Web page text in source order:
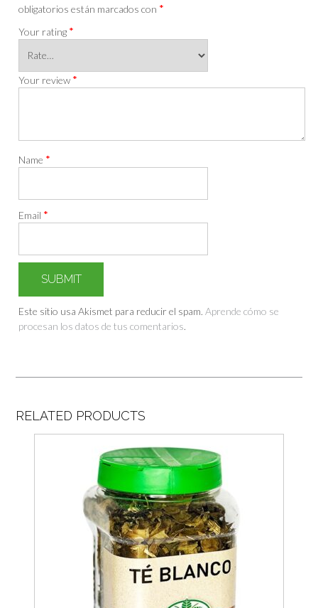
obligatorios están marcados con *
Your rating *
Your review *
Name *
Email *
Este sitio usa Akismet para reducir el spam.Aprende cómo se
procesan los datos de tus comentarios.
RELATED PRODUCTS